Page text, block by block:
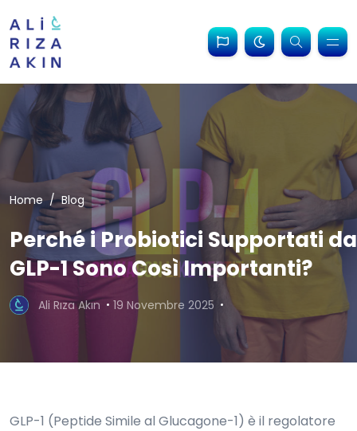
Home Blog
Perché i Probiotici Supportati da
GLP-1 Sono Così Importanti?
Ali Rıza Akın 19 Novembre 2025
GLP-1 (Peptide Simile al Glucagone-1) è il regolatore